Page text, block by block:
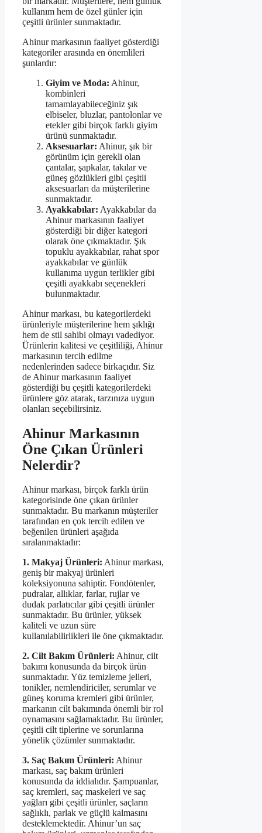
kullanım hem de özel günler için
çeşitli ürünler sunmaktadır.
Ahinur markasının faaliyet gösterdiği
kategoriler arasında en önemlileri
şunlardır:
Giyim ve Moda: Ahinur,
kombinleri
tamamlayabileceğiniz şık
elbiseler, bluzlar, pantolonlar ve
etekler gibi birçok farklı giyim
ürünü sunmaktadır.
Aksesuarlar: Ahinur, şık bir
görünüm için gerekli olan
çantalar, şapkalar, takılar ve
güneş gözlükleri gibi çeşitli
aksesuarları da müşterilerine
sunmaktadır.
Ayakkabılar: Ayakkabılar da
Ahinur markasının faaliyet
gösterdiği bir diğer kategori
olarak öne çıkmaktadır. Şık
topuklu ayakkabılar, rahat spor
ayakkabılar ve günlük
kullanıma uygun terlikler gibi
çeşitli ayakkabı seçenekleri
bulunmaktadır.
Ahinur markası, bu kategorilerdeki
ürünleriyle müşterilerine hem şıklığı
hem de stil sahibi olmayı vadediyor.
Ürünlerin kalitesi ve çeşitliliği, Ahinur
markasının tercih edilme
nedenlerinden sadece birkaçıdır. Siz
de Ahinur markasının faaliyet
gösterdiği bu çeşitli kategorilerdeki
ürünlere göz atarak, tarzınıza uygun
olanları seçebilirsiniz.
Ahinur Markasının
Öne Çıkan Ürünleri
Nelerdir?
Ahinur markası, birçok farklı ürün
kategorisinde öne çıkan ürünler
sunmaktadır. Bu markanın müşteriler
tarafından en çok tercih edilen ve
beğenilen ürünleri aşağıda
sıralanmaktadır:
1. Makyaj Ürünleri: Ahinur markası,
geniş bir makyaj ürünleri
koleksiyonuna sahiptir. Fondötenler,
pudralar, allıklar, farlar, rujlar ve
dudak parlatıcılar gibi çeşitli ürünler
sunmaktadır. Bu ürünler, yüksek
kaliteli ve uzun süre
kullanılabilirlikleri ile öne çıkmaktadır.
2. Cilt Bakım Ürünleri: Ahinur, cilt
bakımı konusunda da birçok ürün
sunmaktadır. Yüz temizleme jelleri,
tonikler, nemlendiriciler, serumlar ve
güneş koruma kremleri gibi ürünler,
markanın cilt bakımında önemli bir rol
oynamasını sağlamaktadır. Bu ürünler,
çeşitli cilt tiplerine ve sorunlarına
yönelik çözümler sunmaktadır.
3. Saç Bakım Ürünleri: Ahinur
markası, saç bakım ürünleri
konusunda da iddialıdır. Şampuanlar,
saç kremleri, saç maskeleri ve saç
yağları gibi çeşitli ürünler, saçların
sağlıklı, parlak ve güçlü kalmasını
desteklemektedir. Ahinur’un saç